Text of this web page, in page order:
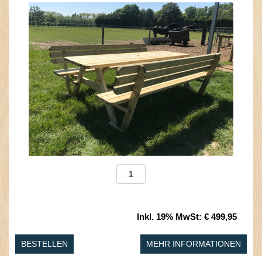
Inkl. 19% MwSt: € 499,95
MEHR INFORMATIONEN
BESTELLEN